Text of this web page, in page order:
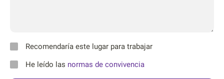
Recomendaría este lugar para trabajar
He leído las normas de convivencia